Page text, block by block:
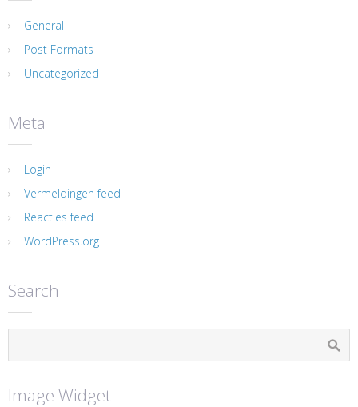
General
Post Formats
Uncategorized
Meta
Login
Vermeldingen feed
Reacties feed
WordPress.org
Search
Image Widget